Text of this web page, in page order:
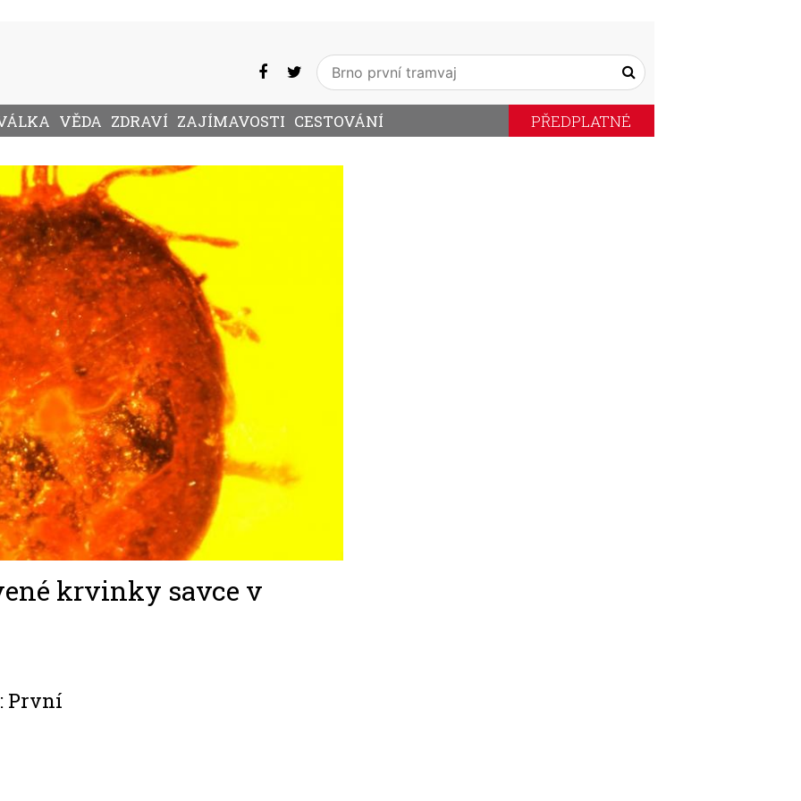
VĚDA ZDRAVÍ ZAJÍMAVOSTI CESTOVÁNÍ PŘEDPLATNÉ
krvinky savce v
První